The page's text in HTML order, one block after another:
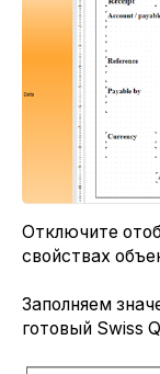
Отключите
свойствах
Заполняем
готовый Swiss